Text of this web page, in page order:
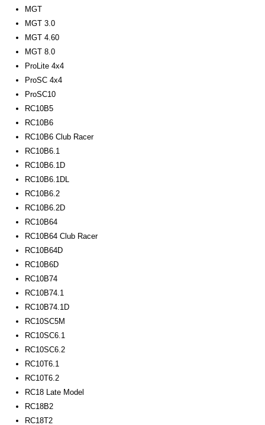
MGT
MGT 3.0
MGT 4.60
MGT 8.0
ProLite 4x4
ProSC 4x4
ProSC10
RC10B5
RC10B6
RC10B6 Club Racer
RC10B6.1
RC10B6.1D
RC10B6.1DL
RC10B6.2
RC10B6.2D
RC10B64
RC10B64 Club Racer
RC10B64D
RC10B6D
RC10B74
RC10B74.1
RC10B74.1D
RC10SC5M
RC10SC6.1
RC10SC6.2
RC10T6.1
RC10T6.2
RC18 Late Model
RC18B2
RC18T2